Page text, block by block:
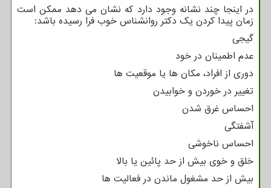
در اینجا چند نشانه وجود دارد که نشان می دهد ممکن است
زمان پیدا کردن یک دکتر روانشناس خوب فرا رسیده باشد:
گیجی
عدم اطمینان در خود
دوری از افراد، مکان ها یا موقعیت ها
تغییر در خوردن و خوابیدن
احساس غرق شدن
آشفتگی
احساس ناخوشی
خلق و خوی بیش از حد پائین یا بالا
بیش از حد مشغول ماندن در فعالیت ها